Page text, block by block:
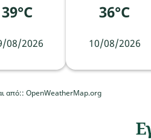
39°C
08/2026
36°C
10/08/2026
από:: OpenWeatherMap.org